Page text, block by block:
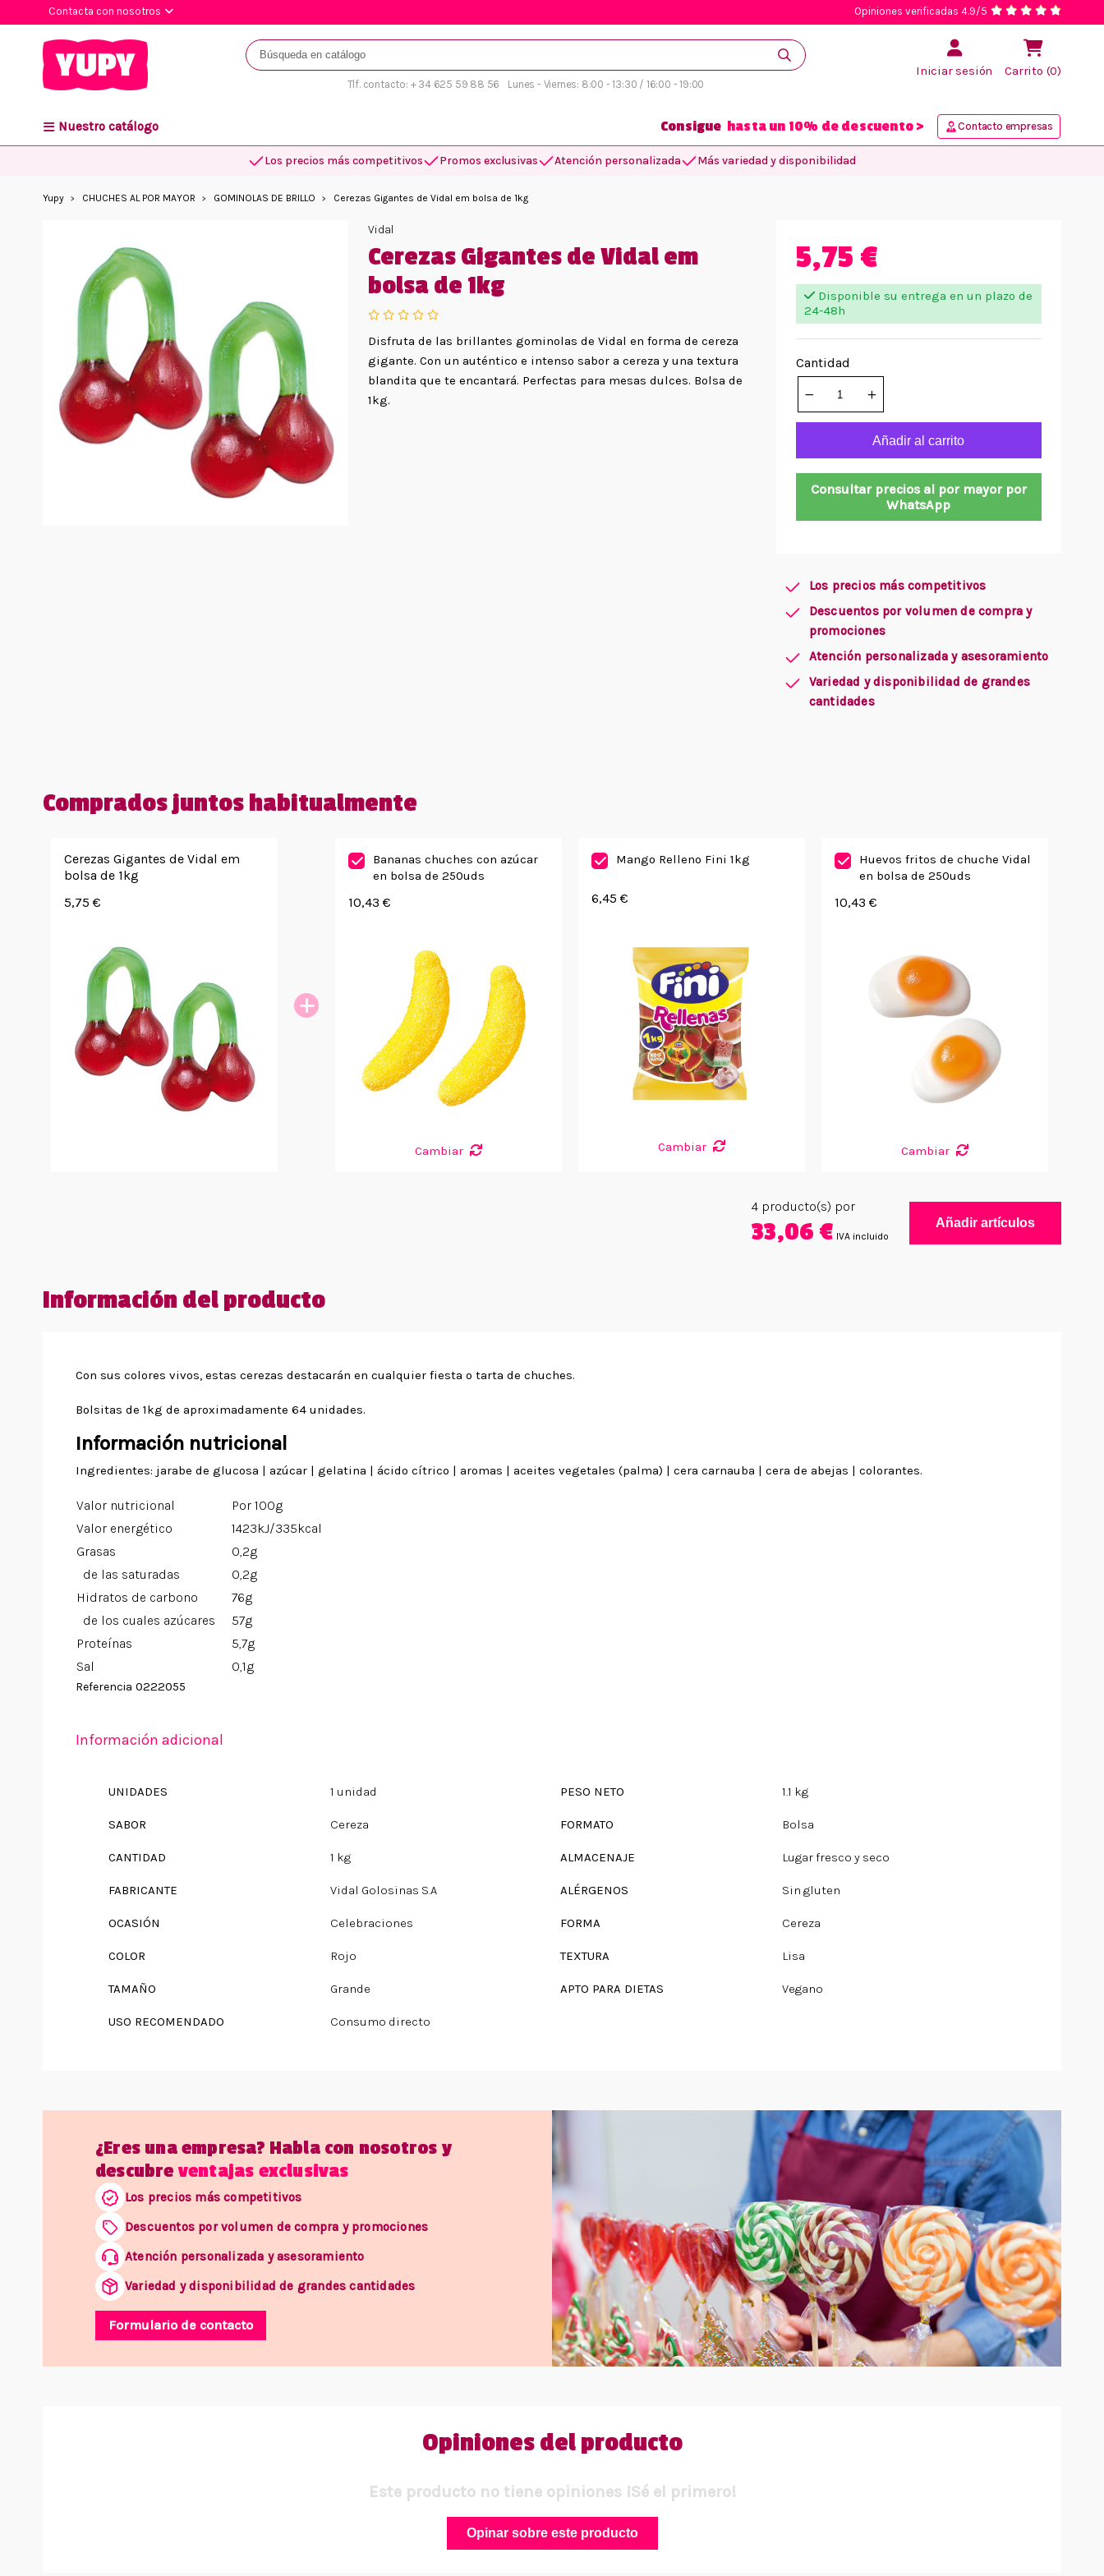
Contacta con nosotros Opiniones verificadas 4.9/5
Tlf. contacto: + 34 625 59 88 56 Lunes - Viernes: 8:00 - 13:30 / 16:00 - 19:00
Iniciar sesión Carrito (0)
Nuestro catálogo Consigue hasta un 10% de descuento > Contacto empresas
Los precios más competitivos Promos exclusivas Atención personalizada Más variedad y disponibilidad
Yupy CHUCHES AL POR MAYOR GOMINOLAS DE BRILLO Cerezas Gigantes de Vidal em bolsa de 1kg
Vidal
Cerezas Gigantes de Vidal em
bolsa de 1kg
Disfruta de las brillantes gominolas de Vidal en forma de cereza
gigante. Con un auténtico e intenso sabor a cereza y una textura
blandita que te encantará. Perfectas para mesas dulces. Bolsa de
1kg.
5,75 €
Disponible su entrega en un plazo de
24-48h
Cantidad
Añadir al carrito
Consultar precios al por mayor por
WhatsApp
Los precios más competitivos
Descuentos por volumen de compra y
promociones
Atención personalizada y asesoramiento
Variedad y disponibilidad de grandes
cantidades
Comprados juntos habitualmente
Cerezas Gigantes de Vidal em
bolsa de 1kg
5,75 €
Bananas chuches con azúcar
en bolsa de 250uds
10,43 €
Cambiar
Mango Relleno Fini 1kg
6,45 €
Cambiar
Huevos fritos de chuche Vidal
en bolsa de 250uds
10,43 €
Cambiar
4 producto(s) por
33,06 € IVA incluido
Añadir artículos
Información del producto
Con sus colores vivos, estas cerezas destacarán en cualquier fiesta o tarta de chuches.
Bolsitas de 1kg de aproximadamente 64 unidades.
Información nutricional
Ingredientes: jarabe de glucosa | azúcar | gelatina | ácido cítrico | aromas | aceites vegetales (palma) | cera carnauba | cera de abejas | colorantes.
Valor nutricional
Por 100g
Valor energético
1423kJ/335kcal
Grasas
0,2g
de las saturadas
0,2g
Hidratos de carbono
76g
de los cuales azúcares
57g
Proteínas
5,7g
Sal
0,1g
Referencia 0222055
Información adicional
UNIDADES 1 unidad PESO NETO 1.1 kg
SABOR Cereza FORMATO Bolsa
CANTIDAD 1 kg ALMACENAJE Lugar fresco y seco
FABRICANTE Vidal Golosinas S.A ALÉRGENOS Sin gluten
OCASIÓN Celebraciones FORMA Cereza
COLOR Rojo TEXTURA Lisa
TAMAÑO Grande APTO PARA DIETAS Vegano
USO RECOMENDADO Consumo directo
¿Eres una empresa? Habla con nosotros y
descubreventajas exclusivas
Los precios más competitivos
Descuentos por volumen de compra y promociones
Atención personalizada y asesoramiento
Variedad y disponibilidad de grandes cantidades
Formulario de contacto
Opiniones del producto
Este producto no tiene opiniones ¡Sé el primero!
Opinar sobre este producto